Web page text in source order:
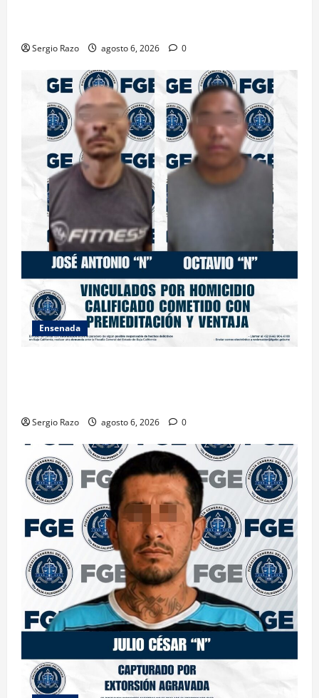
Sergio Razo agosto 6, 2026 0
Ensenada
Sergio Razo agosto 6, 2026 0